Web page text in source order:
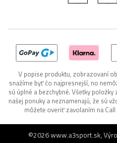
V popise produktu, zobrazovaní
snažíme byť čo najpresnejší, no
sú úplné a bezchybné. Všetky
našej ponuky a neznamenajú, že sú
môžete overiť zavolaním na
©2026www.a3sport.sk,